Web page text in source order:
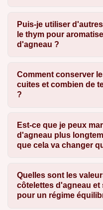
Puis-je utiliser
le thym pour
d'agneau ?
Comment conserver
cuites et combien de
?
Est-ce que je peux
d'agneau plus
que cela va changer
Quelles sont les
côtelettes d'agneau
pour un régime